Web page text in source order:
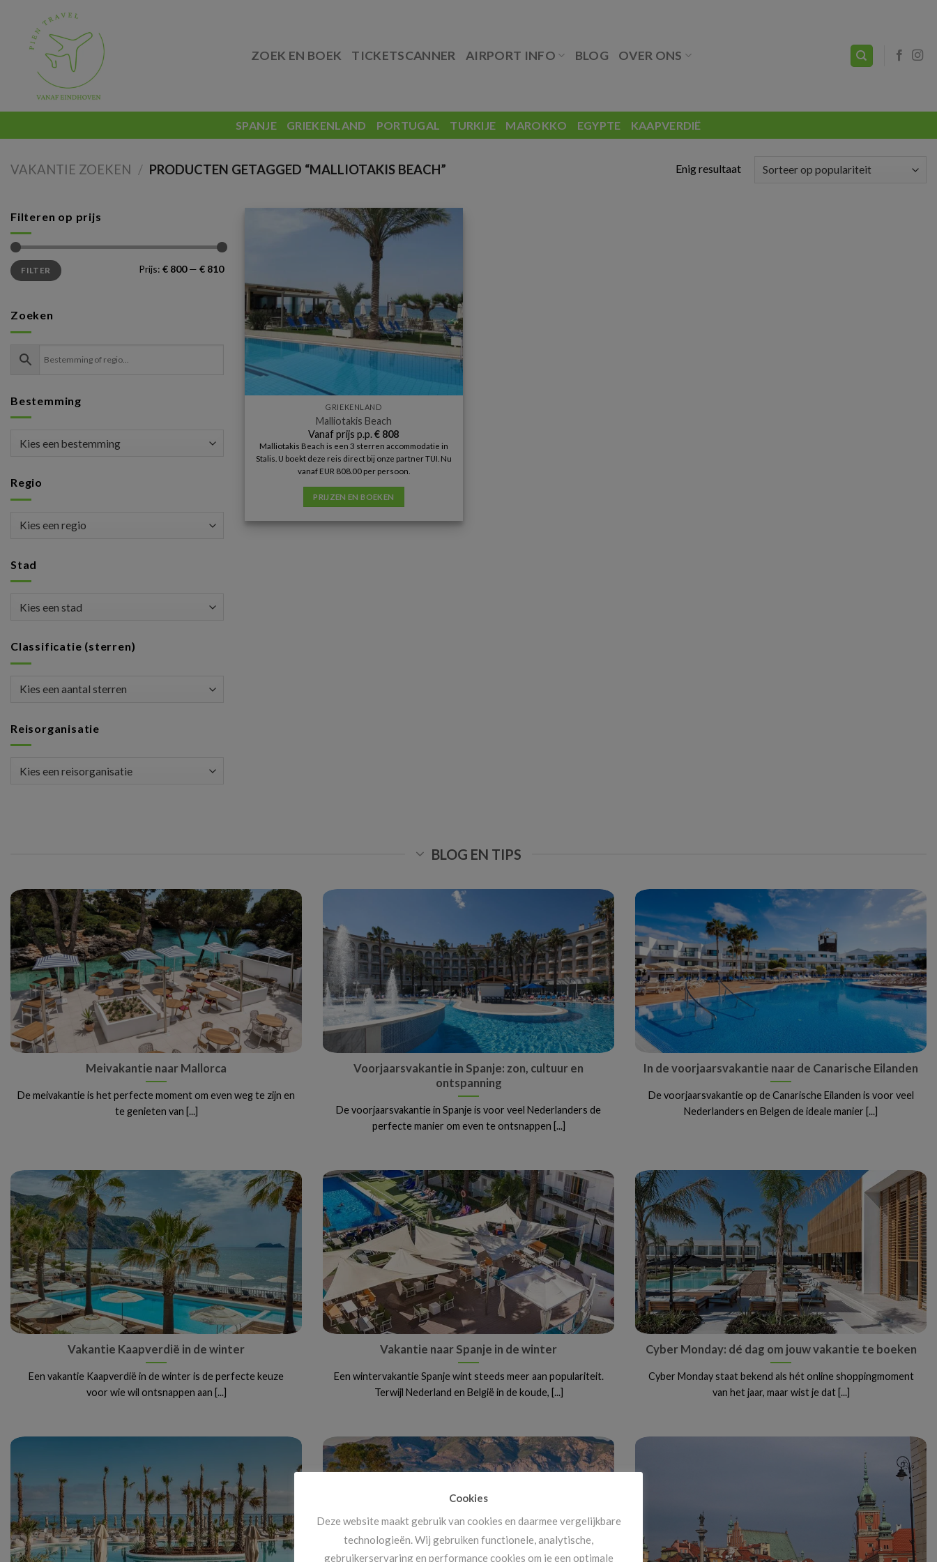
content
ZOEK EN BOEK TICKETSCANNER AIRPORT INFO BLOG OVER ONS
SPANJE GRIEKENLAND PORTUGAL TURKIJE MAROKKO EGYPTE KAAPVERDIË
VAKANTIE ZOEKEN / PRODUCTEN GETAGGED “MALLIOTAKIS BEACH” Enig resultaat
Filteren op prijs
Min.
prijs
Max.
prijsFILTER Prijs: € 800— € 810
Zoeken
Bestemming
Regio
Stad
Classificatie (sterren)
Reisorganisatie
GRIEKENLAND
Malliotakis Beach
Vanaf prijs p.p.€ 808
Malliotakis Beach is een 3 sterren accommodatie in
Stalis. U boekt deze reis direct bij onze partner TUI. Nu
vanaf EUR 808.00 per persoon.
PRIJZEN EN BOEKEN
BLOG EN TIPS
Meivakantie naar Mallorca
De meivakantie is het perfecte moment om even weg te zijn en
te genieten van [...]
Voorjaarsvakantie in Spanje: zon, cultuur en
ontspanning
De voorjaarsvakantie in Spanje is voor veel Nederlanders de
perfecte manier om even te ontsnappen [...]
In de voorjaarsvakantie naar de Canarische Eilanden
De voorjaarsvakantie op de Canarische Eilanden is voor veel
Nederlanders en Belgen de ideale manier [...]
Vakantie Kaapverdië in de winter
Een vakantie Kaapverdië in de winter is de perfecte keuze
voor wie wil ontsnappen aan [...]
Vakantie naar Spanje in de winter
Een wintervakantie Spanje wint steeds meer aan populariteit.
Terwijl Nederland en België in de koude, [...]
Cyber Monday: dé dag om jouw vakantie te boeken
Cyber Monday staat bekend als hét online shoppingmoment
van het jaar, maar wist je dat [...]
Cookies
Deze website maakt gebruik van cookies en daarmee vergelijkbare
technologieën. Wij gebruiken functionele, analytische,
gebruikerservaring en performance cookies om je een optimale